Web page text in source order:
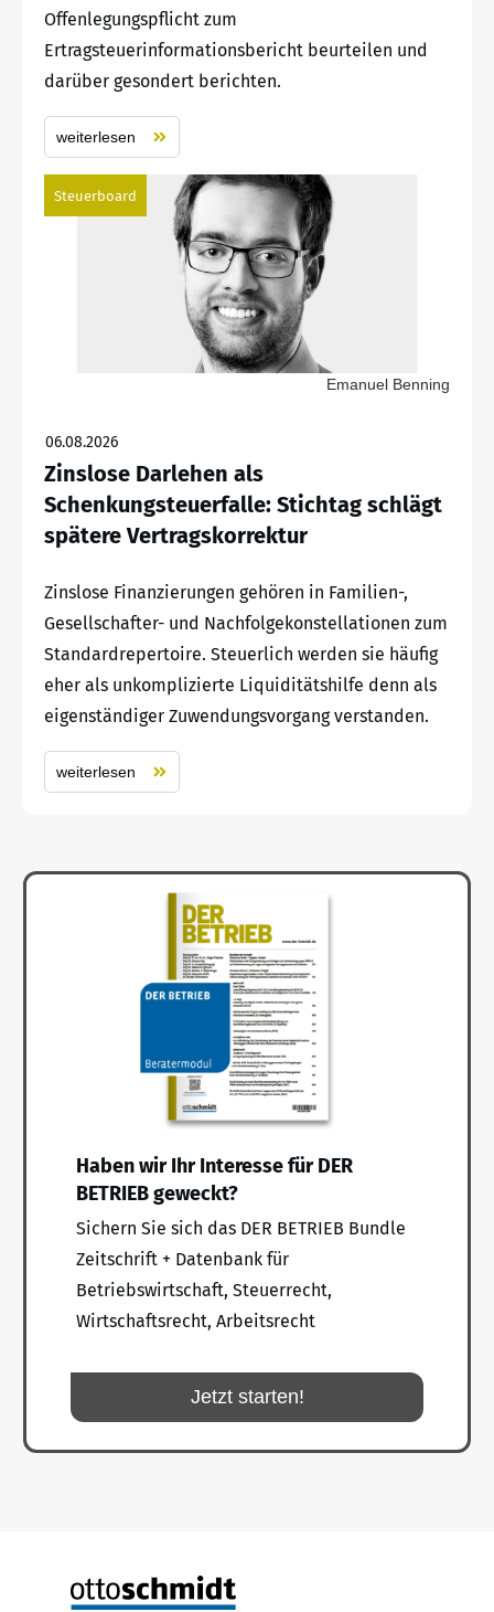
Offenlegungspflicht zum
Ertragsteuerinformationsbericht beurteilen und
darüber gesondert berichten.
weiterlesen
Steuerboard
Emanuel Benning
06.08.2026
Zinslose Darlehen als
Schenkungsteuerfalle: Stichtag schlägt
spätere Vertragskorrektur
Zinslose Finanzierungen gehören in Familien-,
Gesellschafter- und Nachfolgekonstellationen zum
Standardrepertoire. Steuerlich werden sie häufig
eher als unkomplizierte Liquiditätshilfe denn als
eigenständiger Zuwendungsvorgang verstanden.
weiterlesen
Haben wir Ihr Interesse für DER
BETRIEB geweckt?
Sichern Sie sich das DER BETRIEB Bundle
Zeitschrift + Datenbank für
Betriebswirtschaft, Steuerrecht,
Wirtschaftsrecht, Arbeitsrecht
Jetzt starten!